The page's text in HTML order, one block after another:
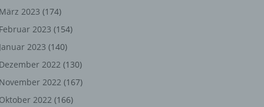
März 2023 (174)
Februar 2023 (154)
Januar 2023 (140)
Dezember 2022 (130)
November 2022 (167)
Oktober 2022 (166)